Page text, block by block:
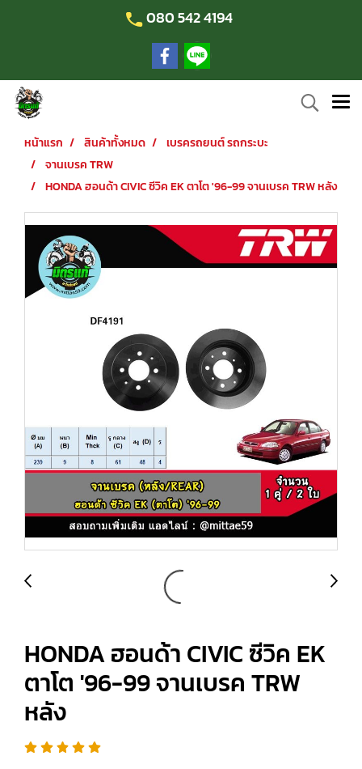
080 542 4194
หน้าแรก สินค้าทั้งหมด
เบรครถยนต์ รถกระบะ
จานเบรค TRW
HONDA ฮอนด้า CIVIC ซีวิค EK ตาโต '96-99 จานเบรค TRW หลัง
HONDA ฮอนด้า CIVIC ซีวิค EK
ตาโต '96-99 จานเบรค TRW
หลัง